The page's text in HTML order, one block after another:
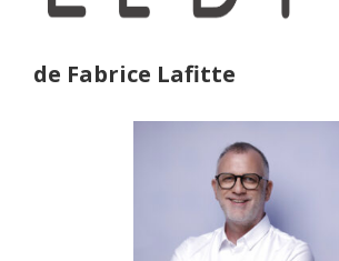
de Fabrice Lafitte